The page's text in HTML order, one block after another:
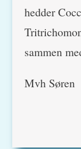
hedder
sammen
Mvh Søren